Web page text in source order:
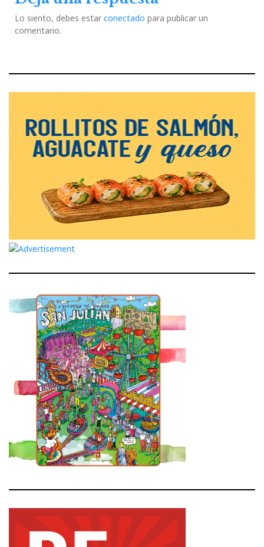
Lo siento, debes estar conectado para publicar un
comentario.